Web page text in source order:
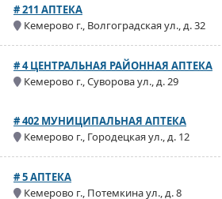
# 211 АПТЕКА
Кемерово г., Волгоградская ул., д. 32
# 4 ЦЕНТРАЛЬНАЯ РАЙОННАЯ АПТЕКА
Кемерово г., Суворова ул., д. 29
# 402 МУНИЦИПАЛЬНАЯ АПТЕКА
Кемерово г., Городецкая ул., д. 12
# 5 АПТЕКА
Кемерово г., Потемкина ул., д. 8